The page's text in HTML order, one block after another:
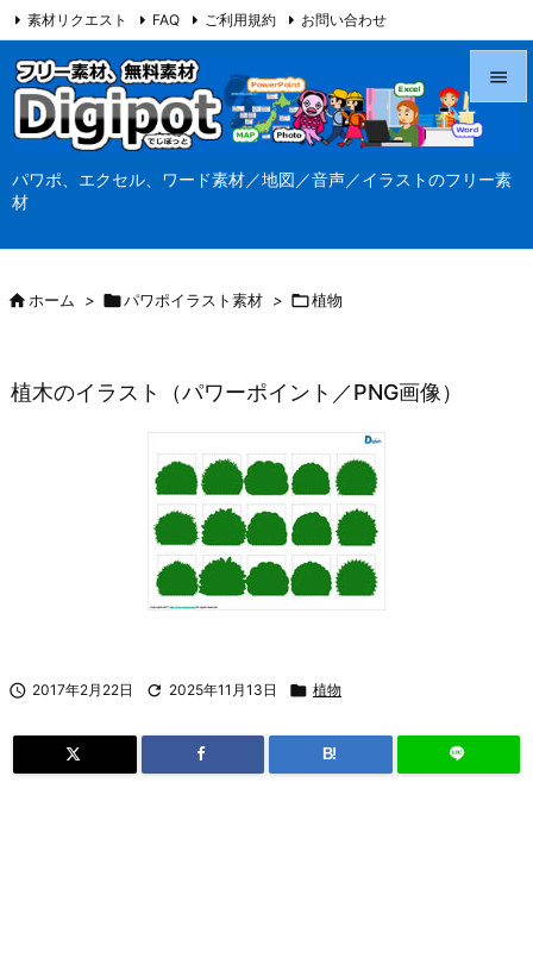
パワポ、エクセル、ワード素材／地図／音声／イラストのフリー素
材



素材リクエスト FAQ ご利用規約 お問い合わせ
当サイト（Digipot.net）について
ホーム > パワポイラスト素材 > 植物
植木のイラスト（パワーポイント／PNG画像）
 2017年2月22日  2025年11月13日  植物
B!